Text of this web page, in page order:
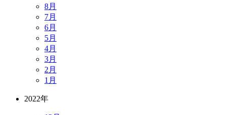
8月
7月
6月
5月
4月
3月
2月
1月
2022年